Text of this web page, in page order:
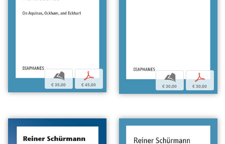
b
€ 35,00
p
€ 45,00
b
€ 30,00
p
€ 30,00